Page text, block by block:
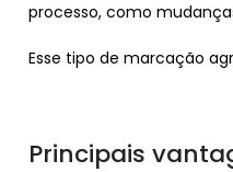
processo, como
Esse tipo de marcação
Principais